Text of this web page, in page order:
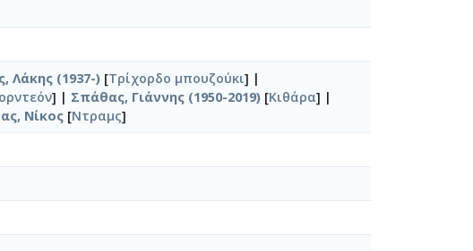
Λάκης (1937-) [Τρίχορδο μπουζούκι] |
] | Σπάθας, Γιάννης (1950-2019) [Κιθάρα] |
Νίκος [Ντραμς]